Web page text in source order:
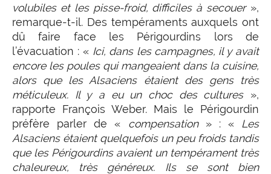
volubiles et les pisse-froid, difficiles à secouer»,
remarque-t-il. Des tempéraments auxquels ont
dû faire face les Périgourdins lors de
l’évacuation : « Ici, dans les campagnes, il y avait
encore les poules qui mangeaient dans la cuisine,
alors que les Alsaciens étaient des gens très
méticuleux. Il y a eu un choc des cultures»,
rapporte François Weber. Mais le Périgourdin
préfère parler de « compensation» : « Les
Alsaciens étaient quelquefois un peu froids tandis
que les Périgourdins avaient un tempérament très
chaleureux, très généreux. Ils se sont bien